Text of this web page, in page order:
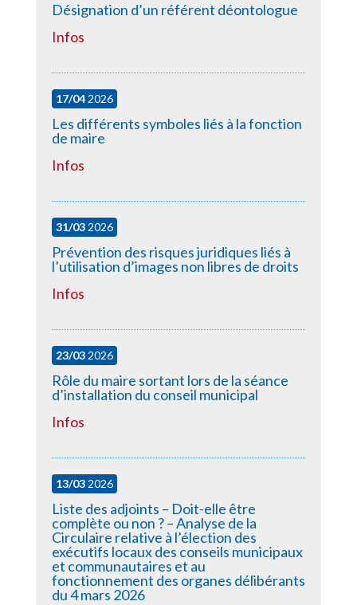
Désignation d’un référent déontologue
Infos
17/042026
Les différents symboles liés à la fonction
de maire
Infos
31/032026
Prévention des risques juridiques liés à
l’utilisation d’images non libres de droits
Infos
23/032026
Rôle du maire sortant lors de la séance
d’installation du conseil municipal
Infos
13/032026
Liste des adjoints – Doit-elle être
complète ou non ? – Analyse de la
Circulaire relative à l’élection des
exécutifs locaux des conseils municipaux
et communautaires et au
fonctionnement des organes délibérants
du 4 mars 2026